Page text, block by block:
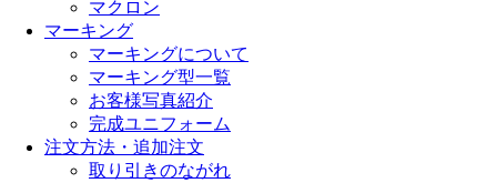
マクロン
マーキング
マーキングについて
マーキング型一覧
お客様写真紹介
完成ユニフォーム
注文方法・追加注文
取り引きのながれ